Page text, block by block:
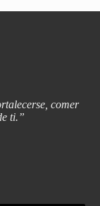
comer
ti.”